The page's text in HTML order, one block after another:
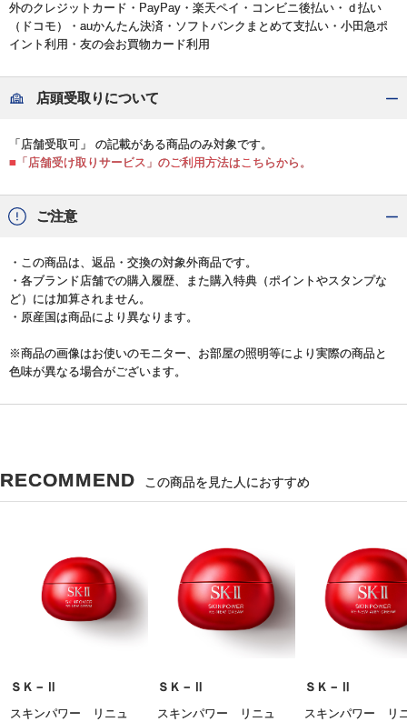
外のクレジットカード・PayPay・楽天ペイ・コンビニ後払い・ｄ払い
（ドコモ）・auかんたん決済・ソフトバンクまとめて支払い・小田急ポ
イント利用・友の会お買物カード利用
店頭受取りについて
「店舗受取可」 の記載がある商品のみ対象です。
■「店舗受け取りサービス」のご利用方法はこちらから。
ご注意
・この商品は、返品・交換の対象外商品です。
・各ブランド店舗での購入履歴、また購入特典（ポイントやスタンプな
ど）には加算されません。
・原産国は商品により異なります。
※商品の画像はお使いのモニター、お部屋の照明等により実際の商品と
色味が異なる場合がございます。
RECOMMEND この商品を見た人におすすめ
ＳＫ－Ⅱ
スキンパワー リニュ
ＳＫ－Ⅱ
スキンパワー リニュ
ＳＫ－Ⅱ
スキンパワー リ